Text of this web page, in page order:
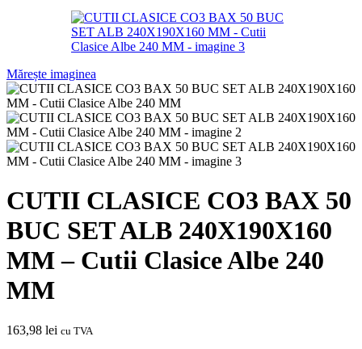
Mărește imaginea
CUTII CLASICE CO3 BAX 50
BUC SET ALB 240X190X160
MM – Cutii Clasice Albe 240
MM
163,98 lei cu TVA